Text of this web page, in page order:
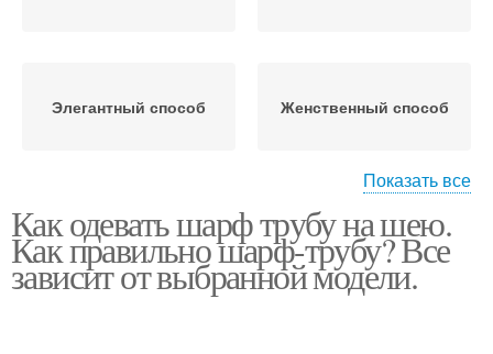
Элегантный способ Женственный способ
Основные способы
Показать все
Как одевать шарф трубу на шею.
Как правильно шарф-трубу? Все
зависит от выбранной модели.